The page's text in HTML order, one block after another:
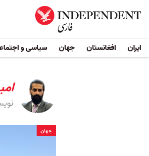
ایران افغانستان جهان سیاسی و
جهان